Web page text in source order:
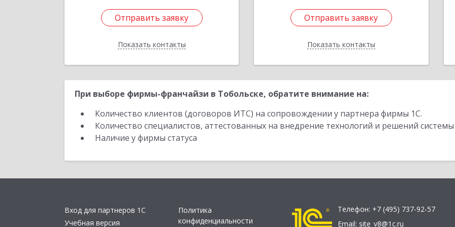
Отправить заявку
Показать контакты
Отправить заявку
Назад
Отправить заявку
Показать контакты
Отправить заявку
Назад
При выборе фирмы-франчайзи в Тобольске, обратите внимание на:
Количество клиентов (договоров ИТС) на сопровождении у партнера фирмы 1С.
Количество специалистов, аттестованных на внедрение технологий и решений
Наличие у фирмы статуса
Вход для партнеров 1С
Учебная версия
Политика
конфиденциальности
Телефон: +7 (495) 737-92-57
Email: site_v8@1c.ru